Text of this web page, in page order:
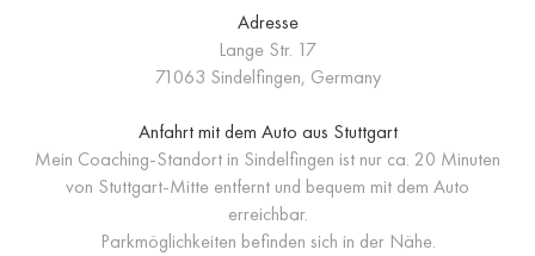
Adresse
Lange Str. 17
71063 Sindelfingen, Germany
Anfahrt mit dem Auto aus Stuttgart
Mein Coaching-Standort in Sindelfingen ist nur ca. 20 Minuten
von Stuttgart-Mitte entfernt und bequem mit dem Auto
erreichbar.
Parkmöglichkeiten befinden sich in der Nähe.